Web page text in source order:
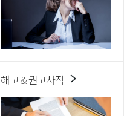
해고 & 권고사직